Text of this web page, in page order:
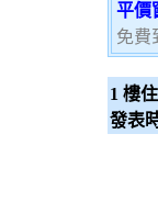
平價
免費
1 樓
發表